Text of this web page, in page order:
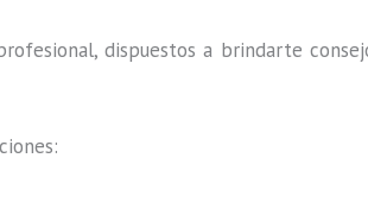
dispuestos a brindarte